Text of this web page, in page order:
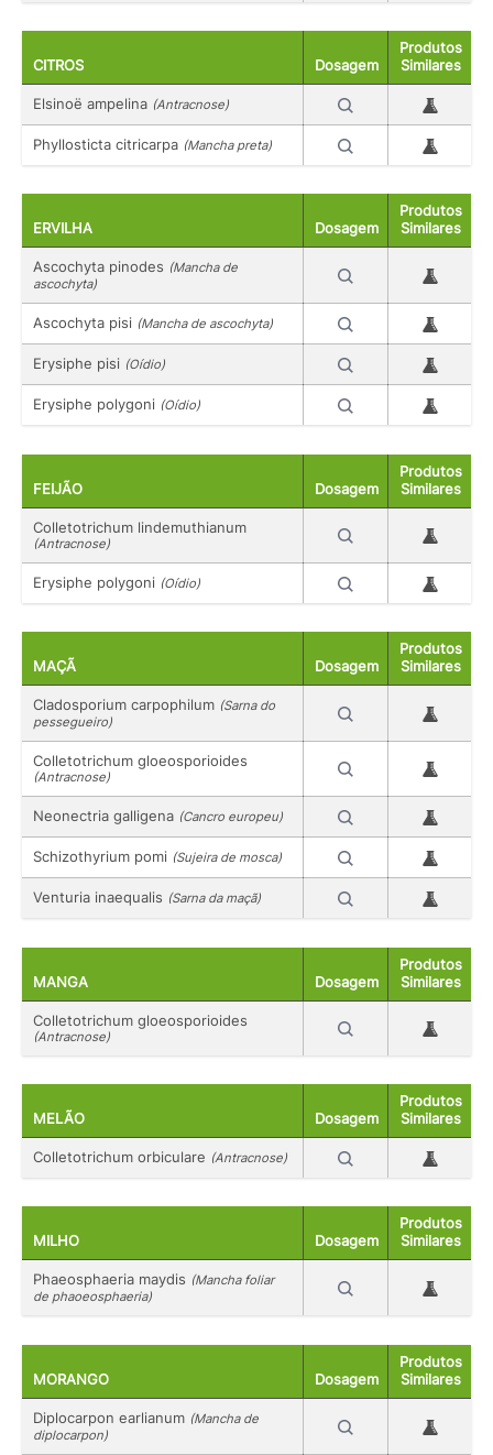
CITROS Dosagem
Produtos
Similares
Elsinoë ampelina (Antracnose)
Phyllosticta citricarpa (Mancha preta)
ERVILHA Dosagem
Produtos
Similares
Ascochyta pinodes (Mancha de
ascochyta)
Ascochyta pisi (Mancha de ascochyta)
Erysiphe pisi (Oídio)
Erysiphe polygoni (Oídio)
FEIJÃO Dosagem
Produtos
Similares
Colletotrichum lindemuthianum
(Antracnose)
Erysiphe polygoni (Oídio)
MAÇÃ Dosagem
Produtos
Similares
Cladosporium carpophilum (Sarna do
pessegueiro)
Colletotrichum gloeosporioides
(Antracnose)
Neonectria galligena (Cancro europeu)
Schizothyrium pomi (Sujeira de mosca)
Venturia inaequalis (Sarna da maçã)
MANGA Dosagem
Produtos
Similares
Colletotrichum gloeosporioides
(Antracnose)
MELÃO Dosagem
Produtos
Similares
Colletotrichum orbiculare (Antracnose)
MILHO Dosagem
Produtos
Similares
Phaeosphaeria maydis (Mancha foliar
de phaoeosphaeria)
MORANGO Dosagem
Produtos
Similares
Diplocarpon earlianum (Mancha de
diplocarpon)